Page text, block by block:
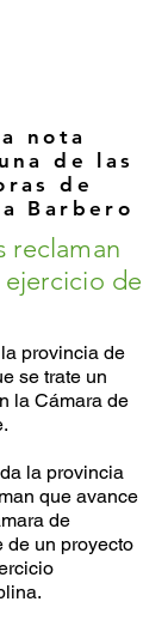
nota
de las
de
Barbero
reclaman
de
provincia de
se trate un
la Cámara de
la provincia
que avance
de
de un proyecto